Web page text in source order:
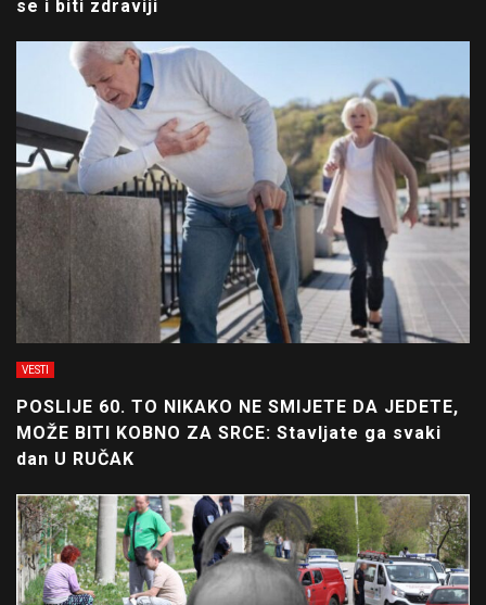
se i biti zdraviji
VESTI
POSLIJE 60. TO NIKAKO NE SMIJETE DA JEDETE,
MOŽE BITI KOBNO ZA SRCE: Stavljate ga svaki
dan U RUČAK